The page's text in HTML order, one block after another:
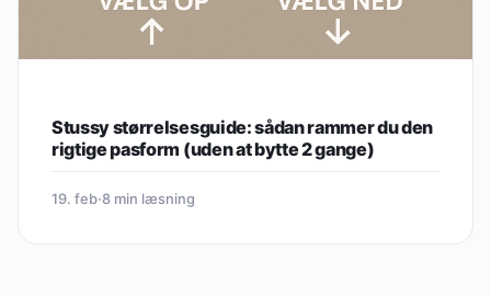
Stussy størrelsesguide: sådan rammer du den
rigtige pasform (uden at bytte 2 gange)
19. feb·8 min læsning